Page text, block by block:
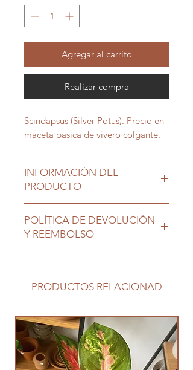
Agregar al carrito
Realizar compra
Scindapsus (Silver Potus). Precio en
maceta basica de vivero colgante.
INFORMACIÓN DEL
PRODUCTO
directo, dejar secar sustrato entre
riegos
POLÍTICA DE DEVOLUCIÓN
Y REEMBOLSO
en su nuevo hogar no tienen
PRODUCTOS RELACIONAD